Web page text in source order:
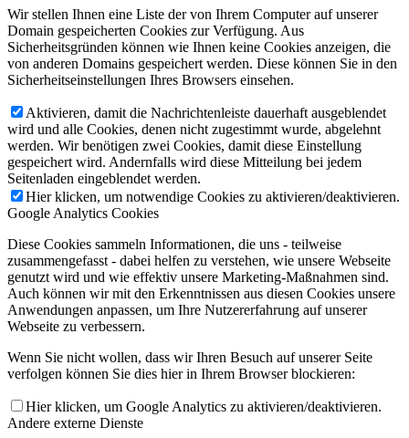
Wir stellen Ihnen eine Liste der von Ihrem Computer auf unserer
Domain gespeicherten Cookies zur Verfügung. Aus
Sicherheitsgründen können wie Ihnen keine Cookies anzeigen, die
von anderen Domains gespeichert werden. Diese können Sie in den
Sicherheitseinstellungen Ihres Browsers einsehen.
Aktivieren, damit die Nachrichtenleiste dauerhaft ausgeblendet
wird und alle Cookies, denen nicht zugestimmt wurde, abgelehnt
werden. Wir benötigen zwei Cookies, damit diese Einstellung
gespeichert wird. Andernfalls wird diese Mitteilung bei jedem
Seitenladen eingeblendet werden.
Hier klicken, um notwendige Cookies zu aktivieren/deaktivieren.
Google Analytics Cookies
Diese Cookies sammeln Informationen, die uns - teilweise
zusammengefasst - dabei helfen zu verstehen, wie unsere Webseite
genutzt wird und wie effektiv unsere Marketing-Maßnahmen sind.
Auch können wir mit den Erkenntnissen aus diesen Cookies unsere
Anwendungen anpassen, um Ihre Nutzererfahrung auf unserer
Webseite zu verbessern.
Wenn Sie nicht wollen, dass wir Ihren Besuch auf unserer Seite
verfolgen können Sie dies hier in Ihrem Browser blockieren:
Hier klicken, um Google Analytics zu aktivieren/deaktivieren.
Andere externe Dienste